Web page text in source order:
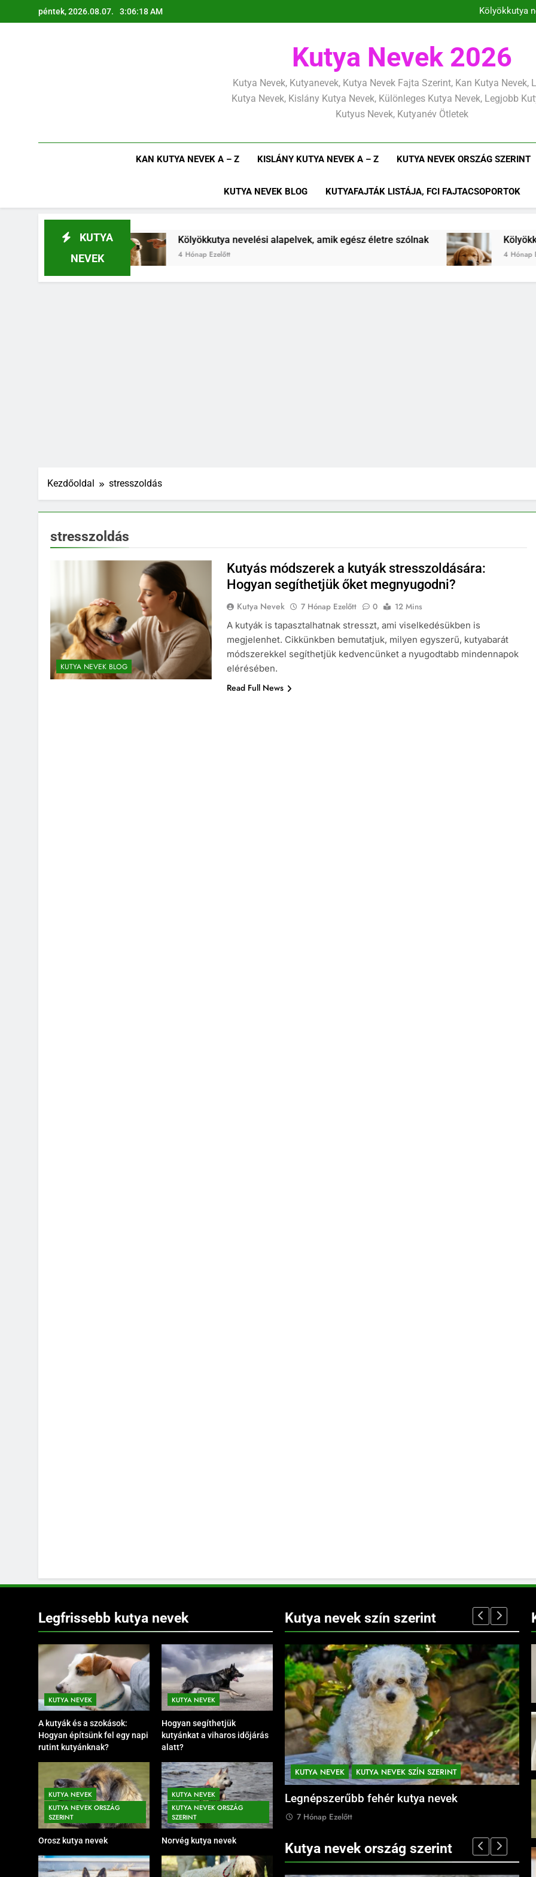
a
péntek, 2026.08.07. 3:06:19 AM
Kölyökkutya
Kölyökkutya
Kutya Nevek 2026
Kutya Nevek, Kutyanevek, Kutya Nevek Fajta Szerint, Kan Kutya Nevek,
Kutya Nevek, Kislány Kutya Nevek, Különleges Kutya Nevek, Legjobb
Kutyus Nevek, Kutyanév Ötletek
KAN KUTYA NEVEK A – Z KISLÁNY KUTYA NEVEK A – Z KUTYA NEVEK ORSZÁG SZERINT
KUTYA NEVEK BLOG KUTYAFAJTÁK LISTÁJA, FCI FAJTACSOPORTOK
KUTYA
NEVEK
Kölyökkutya nevelési alapelvek, amik egész életre szólnak
4 Hónap Ezelőtt
Kölyökkutya
4 Hónap Ezelőtt
Kezdőoldal stresszoldás
stresszoldás
KUTYA NEVEK BLOG
Kutyás módszerek a kutyák stresszoldására:
Hogyan segíthetjük őket megnyugodni?
Kutya Nevek 7 Hónap Ezelőtt 0
12 Mins
A kutyák is tapasztalhatnak stresszt, ami viselkedésükben is
megjelenhet. Cikkünkben bemutatjuk, milyen egyszerű, kutyabarát
módszerekkel segíthetjük kedvencünket a nyugodtabb mindennapok
elérésében.
Read Full News
Legfrissebb kutya nevek
KUTYA NEVEK
A kutyák és a szokások:
Hogyan építsünk fel egy napi
rutint kutyánknak?
KUTYA NEVEK
Hogyan segíthetjük
kutyánkat a viharos időjárás
alatt?
KUTYA NEVEK
KUTYA NEVEK ORSZÁG
SZERINT
Orosz kutya nevek
KUTYA NEVEK
KUTYA NEVEK ORSZÁG
SZERINT
Norvég kutya nevek
Kutya nevek szín szerint
KUTYA NEVEK KUTYA NEVEK SZÍN SZERINT
Barna kutya nevek
7 Hónap Ezelőtt
KUTYA NEVEK KUTYA NEVEK SZÍN SZERINT
Legnépszerűbb fehér kutya nevek
7 Hónap Ezelőtt
Kutya nevek ország szerint